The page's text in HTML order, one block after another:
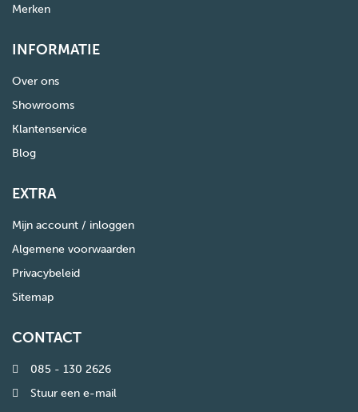
Merken
INFORMATIE
Over ons
Showrooms
Klantenservice
Blog
EXTRA
Mijn account / inloggen
Algemene voorwaarden
Privacybeleid
Sitemap
CONTACT
085 - 130 2626
Stuur een e-mail